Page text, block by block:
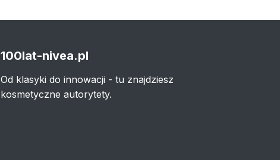
100lat-nivea.pl
Od klasyki do innowacji - tu znajdziesz
kosmetyczne autorytety.